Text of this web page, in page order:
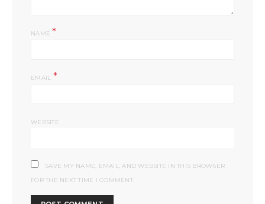
NAME*
EMAIL *
WEBSITE
SAVE MY NAME, EMAIL, AND WEBSITE IN THIS BROWSER
FOR THE NEXT TIME I COMMENT.